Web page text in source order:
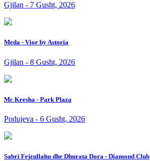
Gjilan - 7 Gusht, 2026
Meda - Vior by Astoria
Gjilan - 8 Gusht, 2026
Mc Kresha - Park Plaza
Podujeva - 6 Gusht, 2026
Sabri Fejzullahu dhe Dhurata Dora - Diamond Club